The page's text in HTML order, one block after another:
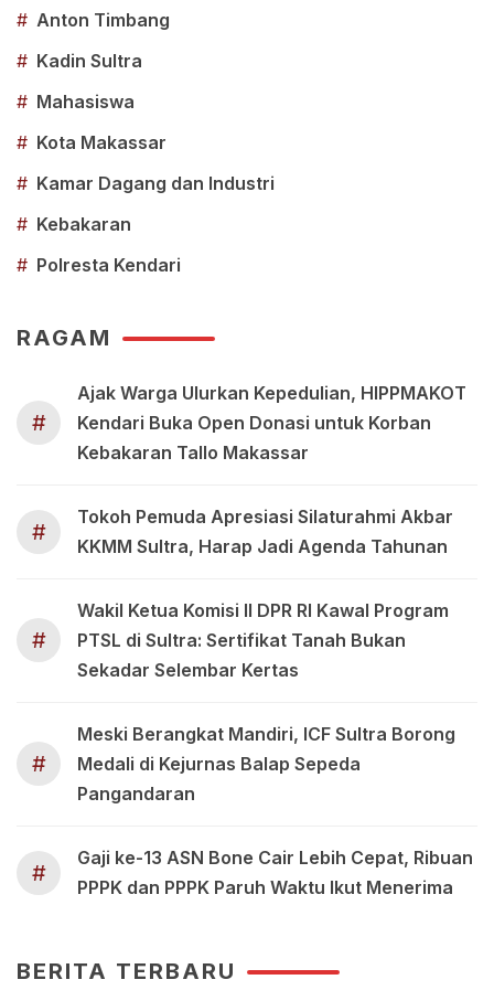
# Anton Timbang
# Kadin Sultra
# Mahasiswa
# Kota Makassar
# Kamar Dagang dan Industri
# Kebakaran
# Polresta Kendari
RAGAM
#
Ajak Warga Ulurkan Kepedulian, HIPPMAKOT
Kendari Buka Open Donasi untuk Korban
Kebakaran Tallo Makassar
#
Tokoh Pemuda Apresiasi Silaturahmi Akbar
KKMM Sultra, Harap Jadi Agenda Tahunan
#
Wakil Ketua Komisi II DPR RI Kawal Program
PTSL di Sultra: Sertifikat Tanah Bukan
Sekadar Selembar Kertas
#
Meski Berangkat Mandiri, ICF Sultra Borong
Medali di Kejurnas Balap Sepeda
Pangandaran
#
Gaji ke-13 ASN Bone Cair Lebih Cepat, Ribuan
PPPK dan PPPK Paruh Waktu Ikut Menerima
BERITA TERBARU